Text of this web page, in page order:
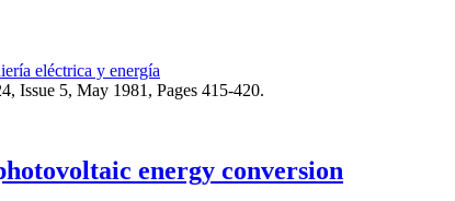
eléctrica y energía
Issue 5, May 1981, Pages 415-420.
energy conversion